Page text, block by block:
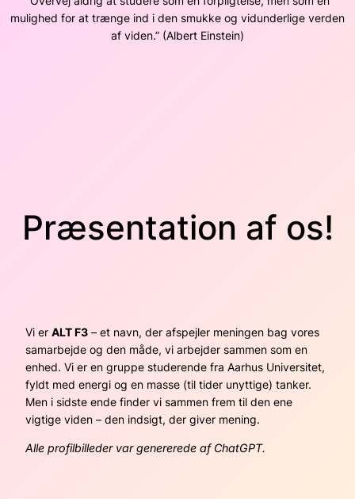
mulighed for at trænge ind i den smukke og vidunderlige verden
af viden.” (Albert Einstein)
Præsentation af os!
Vi er ALT F3 – et navn, der afspejler meningen bag vores
samarbejde og den måde, vi arbejder sammen som en
enhed. Vi er en gruppe studerende fra Aarhus Universitet,
fyldt med energi og en masse (til tider unyttige) tanker.
Men i sidste ende finder vi sammen frem til den ene
vigtige viden – den indsigt, der giver mening.
Alle profilbilleder var genererede af ChatGPT.